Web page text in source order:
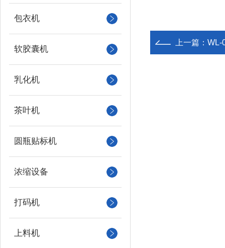
包衣机
软胶囊机
乳化机
茶叶机
圆瓶贴标机
浓缩设备
打码机
上料机
上一篇： WL-